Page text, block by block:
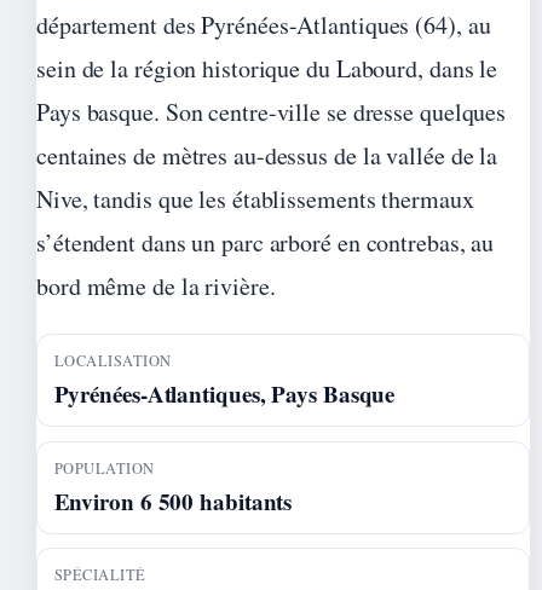
département des Pyrénées-Atlantiques (64), au
sein de la région historique du Labourd, dans le
Pays basque. Son centre-ville se dresse quelques
centaines de mètres au-dessus de la vallée de la
Nive, tandis que les établissements thermaux
s’étendent dans un parc arboré en contrebas, au
bord même de la rivière.
LOCALISATION
Pyrénées-Atlantiques, Pays Basque
POPULATION
Environ 6 500 habitants
SPÉCIALITÉ